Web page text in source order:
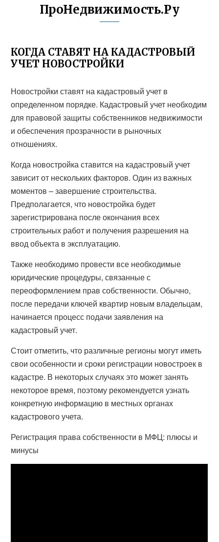
ПроНедвижимость.Ру
КОГДА СТАВЯТ НА КАДАСТРОВЫЙ
УЧЕТ НОВОСТРОЙКИ
Новостройки ставят на кадастровый учет в
определенном порядке. Кадастровый учет необходим
для правовой защиты собственников недвижимости
и обеспечения прозрачности в рыночных
отношениях.
Когда новостройка ставится на кадастровый учет
зависит от нескольких факторов. Один из важных
моментов – завершение строительства.
Предполагается, что новостройка будет
зарегистрирована после окончания всех
строительных работ и получения разрешения на
ввод объекта в эксплуатацию.
Также необходимо провести все необходимые
юридические процедуры, связанные с
переоформлением прав собственности. Обычно,
после передачи ключей квартир новым владельцам,
начинается процесс подачи заявления на
кадастровый учет.
Стоит отметить, что различные регионы могут иметь
свои особенности и сроки регистрации новостроек в
кадастре. В некоторых случаях это может занять
некоторое время, поэтому рекомендуется узнать
конкретную информацию в местных органах
кадастрового учета.
Регистрация права собственности в МФЦ: плюсы и
минусы